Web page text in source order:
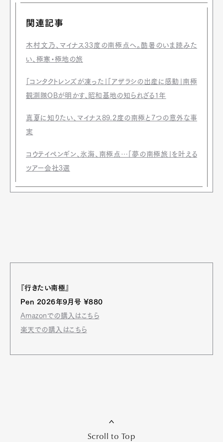
関連記事
木村文乃、マイナス33度の南極点へ。酷暑のいま読みた
い、極寒・極地の旅
「コンタクトレンズが凍った」「アザラシの出産に感動」南極
観測隊OBが明かす、昭和基地の知られざる1年
真夏に知りたい、マイナス89.2度の南極と7つの意外な事
実
コウテイペンギン、氷海、南極点…「夢の南極旅」を叶える
ツアー会社3選
『行きたい南極』
Pen 2026年9月号 ¥880
Amazonでの購入はこちら
楽天での購入はこちら
Scroll to Top